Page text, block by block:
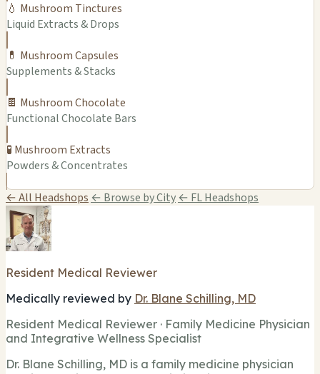
💧 Mushroom Tinctures
Liquid Extracts & Drops
💊 Mushroom Capsules
Supplements & Stacks
🍫 Mushroom Chocolate
Functional Chocolate Bars
🧪 Mushroom Extracts
Powders & Concentrates
← All Headshops ← Browse by City ← FL Headshops
Resident Medical Reviewer
Medically reviewed by Dr. Blane Schilling, MD
Resident Medical Reviewer · Family Medicine Physician
and Integrative Wellness Specialist
Dr. Blane Schilling, MD is a family medicine physician